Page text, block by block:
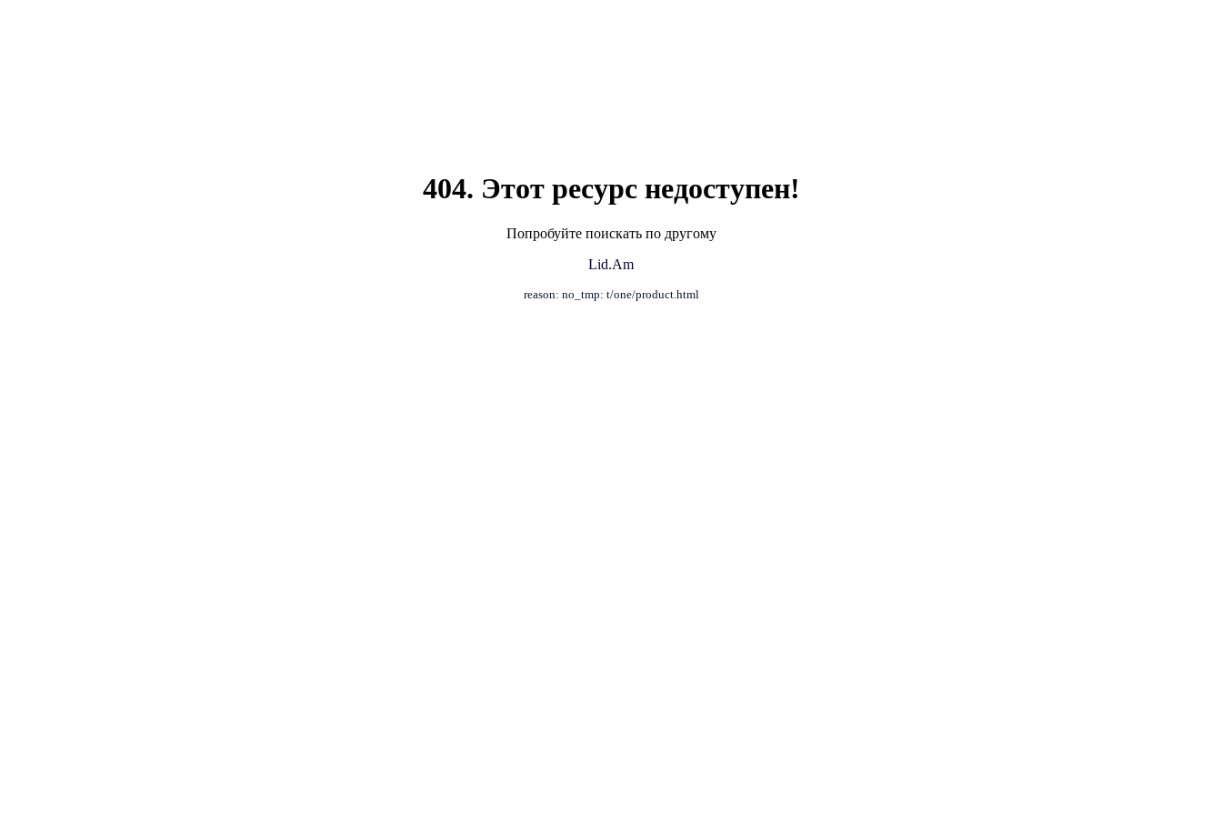
404. Этот ресурс недоступен!
Попробуйте поискать по другому
Lid.Am
reason: no_tmp: t/one/product.html